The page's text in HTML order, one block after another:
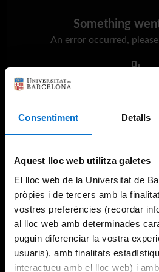
Consentiment Detalls
Aquest lloc web utilitza galetes
El lloc web de la Universitat de
pròpies i de tercers amb la
vostres preferències (recordar
al lloc web amb determinades
puguin diferenciar la vostra
usuaris), amb finalitats
interactueu amb el lloc web) i
Something
An error occurred,